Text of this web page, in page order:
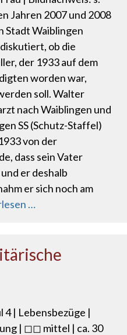
Jahren 2007 und 2008
Stadt Waiblingen
ob die
der 1933 auf dem
worden war,
soll. Walter
nach Waiblingen und
SS (Schutz-Staffel)
von der
dass sein Vater
er deshalb
er sich noch am
…
| Lebensbezüge |
| ◻◻ mittel | ca. 30